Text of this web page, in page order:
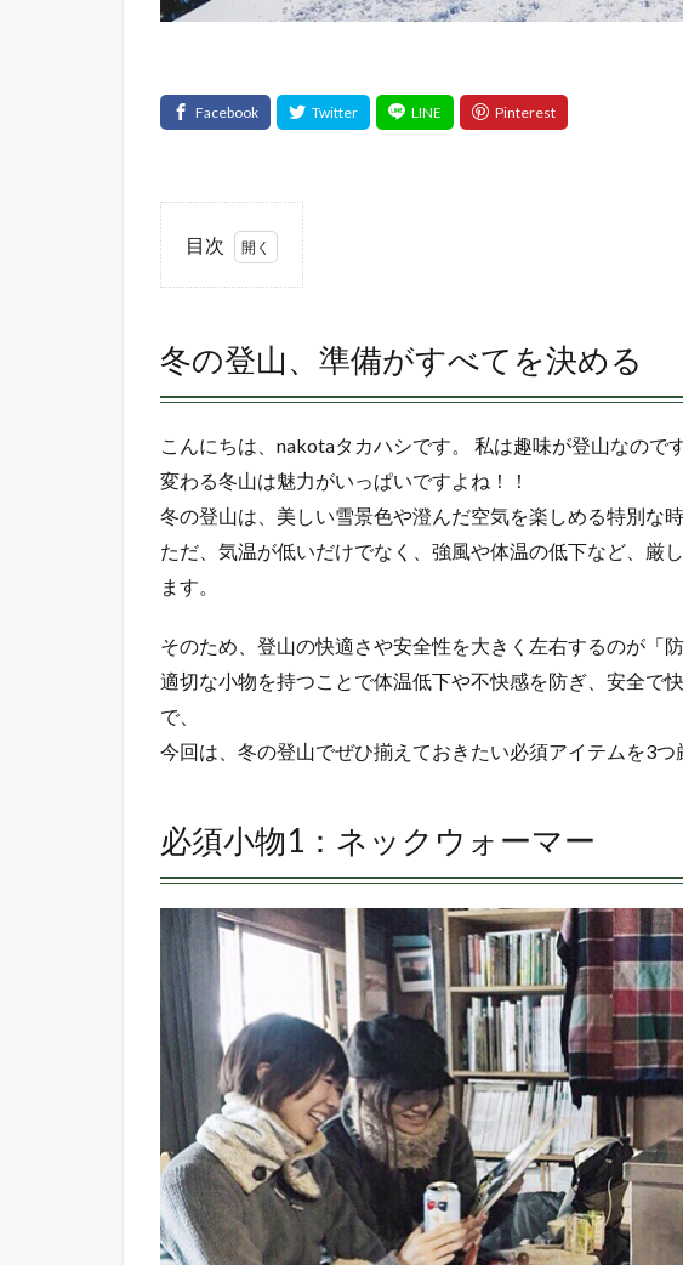
目次
山、
がす
べて
を決
める
2
必
須
1：
ネ
ウ
マ
ー
2.1
何が
メリ
ット
3
お
す
す
め
ネ
冬の登山、準備がすべてを決める
こんにちは、nakotaタカハシです。 私は趣味が登山なので
変わる冬山は魅力がいっぱいですよね！！
冬の登山は、美しい雪景色や澄んだ空気を楽しめる特別な
ただ、気温が低いだけでなく、強風や体温の低下など、厳
ます。
そのため、登山の快適さや安全性を大きく左右するのが「
適切な小物を持つことで体温低下や不快感を防ぎ、安全で
で、
今回は、冬の登山でぜひ揃えておきたい必須アイテムを3つ
必須小物1：ネックウォーマー